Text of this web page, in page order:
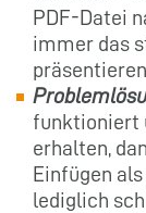
PDF-Datei
immer das
funktioniert
erhalten,
Einfügen
lediglich